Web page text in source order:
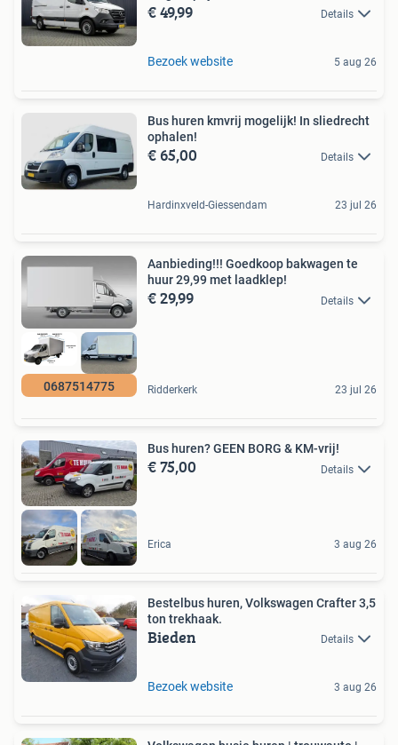
€ 49,99 Details
Bezoek website 5 aug 26
Bus huren kmvrij mogelijk! In sliedrecht
ophalen!
€ 65,00 Details
Hardinxveld-Giessendam 23 jul 26
0687514775
Aanbieding!!! Goedkoop bakwagen te
huur 29,99 met laadklep!
€ 29,99 Details
Ridderkerk 23 jul 26
Bus huren? GEEN BORG & KM-vrij!
€ 75,00 Details
Erica 3 aug 26
Bestelbus huren, Volkswagen Crafter 3,5
ton trekhaak.
Bieden Details
Bezoek website 3 aug 26